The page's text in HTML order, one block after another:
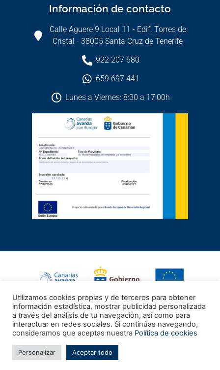
Información de contacto
Calle Aguere 9 Local 11 - Edif. Torres de
Cristal - 38005 Santa Cruz de Tenerife
922 207 680
659 697 441
Lunes a Viernes: 8:30 a 17:00h
FONDO EUROPEO DE DESARROLLO REGIONAL
Aviso legalPolítica de privacidad Política de cookies
© 2021 Trujillo & Asesores - Andrés Trujillo González - Desarrollo web
Utilizamos cookies propias y de terceros para obtener
información estadística, mostrar publicidad personalizada
a través del análisis de tu navegación, así como para
interactuar en redes sociales. Si continúas navegando,
consideramos que aceptas nuestra Política de cookies
Personalizar Aceptar todo